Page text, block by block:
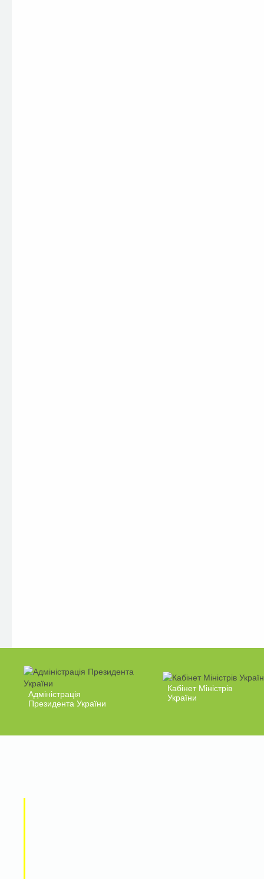
Адміністрація
Президента України
Кабінет Міністрів
України